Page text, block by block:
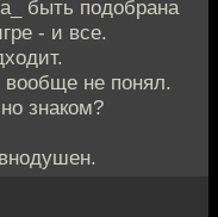
быть подобрана
- и все.
не понял.
знаком?